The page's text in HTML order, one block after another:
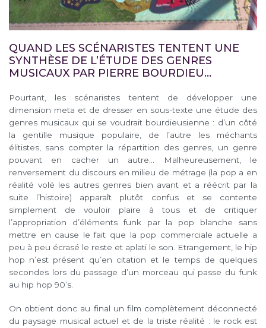
QUAND LES SCÉNARISTES TENTENT UNE
SYNTHÈSE DE L’ÉTUDE DES GENRES
MUSICAUX PAR PIERRE BOURDIEU…
Pourtant, les scénaristes tentent de développer une
dimension meta et de dresser en sous-texte une étude des
genres musicaux qui se voudrait bourdieusienne : d’un côté
la gentille musique populaire, de l’autre les méchants
élitistes, sans compter la répartition des genres, un genre
pouvant en cacher un autre… Malheureusement, le
renversement du discours en milieu de métrage (la pop a en
réalité volé les autres genres bien avant et a réécrit par la
suite l’histoire) apparaît plutôt confus et se contente
simplement de vouloir plaire à tous et de critiquer
l’appropriation d’éléments funk par la pop blanche sans
mettre en cause le fait que la pop commerciale actuelle a
peu à peu écrasé le reste et aplati le son. Etrangement, le hip
hop n’est présent qu’en citation et le temps de quelques
secondes lors du passage d’un morceau qui passe du funk
au hip hop 90’s.
On obtient donc au final un film complètement déconnecté
du paysage musical actuel et de la triste réalité : le rock est